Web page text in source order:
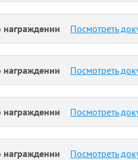
Посмотреть
Посмотреть
Посмотреть
Посмотреть